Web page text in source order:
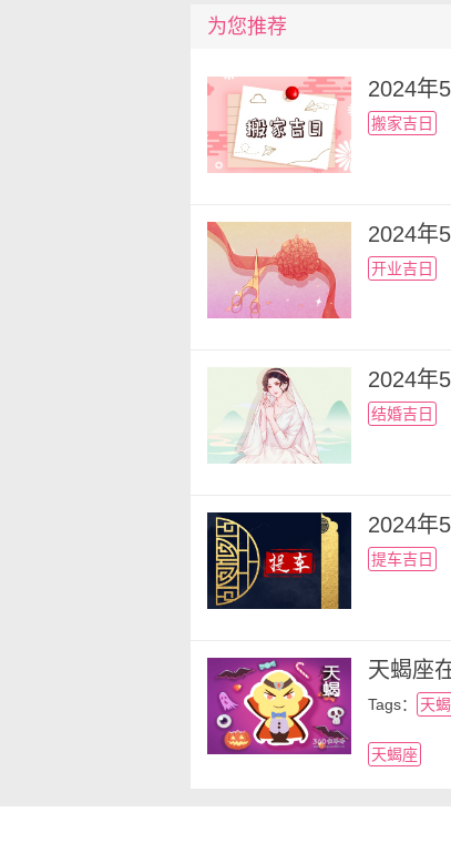
为您推荐
2024年
搬家吉日
2024年
开业吉日
2024年
结婚吉日
2024年
提车吉日
天蝎座
Tags： 天
天蝎座